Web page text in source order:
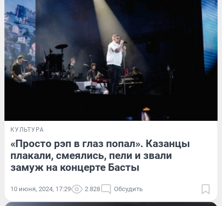
КУЛЬТУРА
«Просто рэп в глаз попал». Казанцы
плакали, смеялись, пели и звали
замуж на концерте Басты
10 июня, 2024, 17:29 2 828 Обсудить